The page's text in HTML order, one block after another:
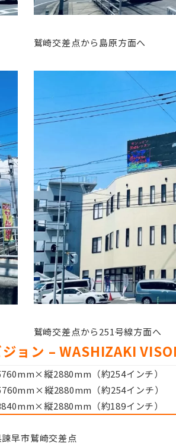
鷲崎交差点から島原方面へ
鷲崎交差点から251号線方面へ
ョン – WASHIZAKI
縦2880mm（約254インチ）
縦2880mm（約254インチ）
縦2880mm（約189インチ）
早市鷲崎交差点